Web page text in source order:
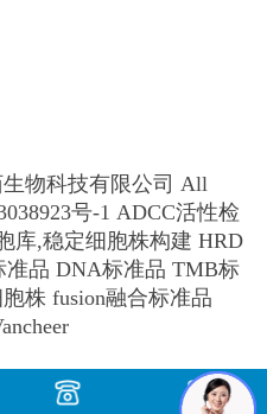
生物科技有限公司 All
号-1 ADCC活性检
库,稳定细胞株构建 HRD
准品 DNA标准品 TMB标
株 fusion融合标准品